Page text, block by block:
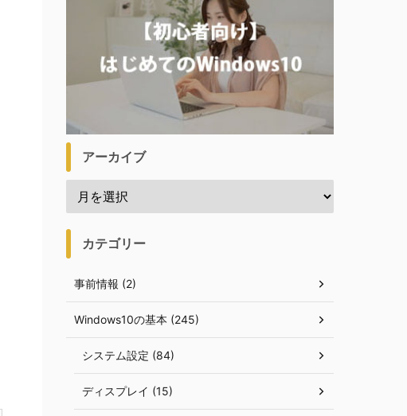
アーカイブ
カテゴリー
事前情報 (2)
Windows10の基本 (245)
システム設定 (84)
ディスプレイ (15)